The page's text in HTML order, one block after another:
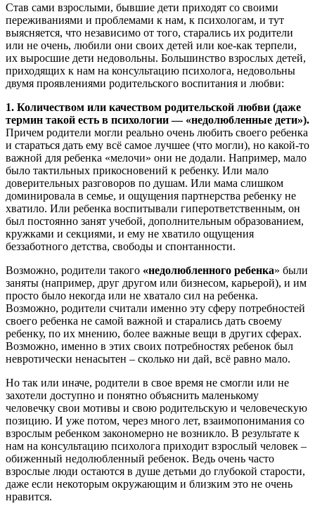
Став сами взрослыми, бывшие дети приходят со своими
переживаниями и проблемами к нам, к психологам, и тут
выясняется, что независимо от того, старались их родители
или не очень, любили они своих детей или кое-как терпели,
их выросшие дети недовольны. Большинство взрослых детей,
приходящих к нам на консультацию психолога, недовольны
двумя проявлениями родительского воспитания и любви:
1. Количеством или качеством родительской любви (даже
термин такой есть в психологии — «недолюбленные дети»).
Причем родители могли реально очень любить своего ребенка
и стараться дать ему всё самое лучшее (что могли), но какой-то
важной для ребенка «мелочи» они не додали. Например, мало
было тактильных прикосновений к ребенку. Или мало
доверительных разговоров по душам. Или мама слишком
доминировала в семье, и ощущения партнерства ребенку не
хватило. Или ребенка воспитывали гиперответственным, он
был постоянно занят учебой, дополнительным образованием,
кружками и секциями, и ему не хватило ощущения
беззаботного детства, свободы и спонтанности.
Возможно, родители такого «недолюбленного ребенка» были
заняты (например, друг другом или бизнесом, карьерой), и им
просто было некогда или не хватало сил на ребенка.
Возможно, родители считали именно эту сферу потребностей
своего ребенка не самой важной и старались дать своему
ребенку, по их мнению, более важные вещи в других сферах.
Возможно, именно в этих своих потребностях ребенок был
невротически ненасытен – сколько ни дай, всё равно мало.
Но так или иначе, родители в свое время не смогли или не
захотели доступно и понятно объяснить маленькому
человечку свои мотивы и свою родительскую и человеческую
позицию. И уже потом, через много лет, взаимопонимания со
взрослым ребенком закономерно не возникло. В результате к
нам на консультацию психолога приходит взрослый человек –
обиженный недолюбленный ребенок. Ведь очень часто
взрослые люди остаются в душе детьми до глубокой старости,
даже если некоторым окружающим и близким это не очень
нравится.